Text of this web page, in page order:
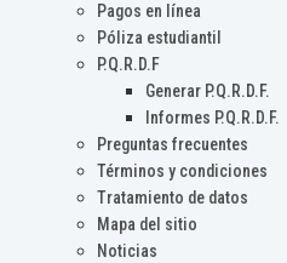
Pagos en línea
Póliza estudiantil
P.Q.R.D.F
Generar P.Q.R.D.F.
Informes P.Q.R.D.F.
Preguntas frecuentes
Términos y condiciones
Tratamiento de datos
Mapa del sitio
Noticias